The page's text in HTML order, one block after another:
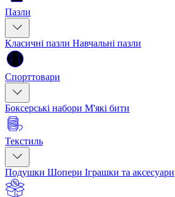
Пазли
Класичні пазли Навчальні пазли
Спорттовари
Боксерські набори М'які бити
Текстиль
Подушки Шопери Іграшки та аксесуари